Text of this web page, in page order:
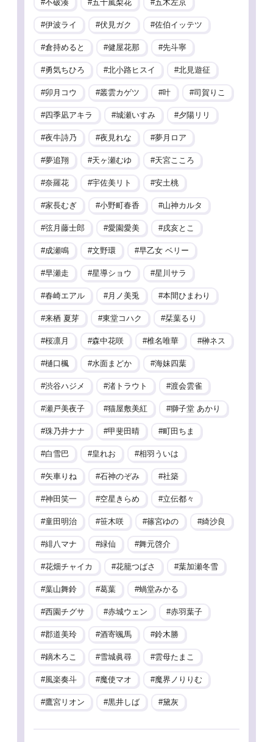
不破湊 五十嵐梨花 五木左京
伊波ライ 伏見ガク 佐伯イッテツ
倉持めると 健屋花那 先斗寧
勇気ちひろ 北小路ヒスイ 北見遊征
卯月コウ 叢雲カゲツ 叶 司賀りこ
四季凪アキラ 城瀬いすみ 夕陽リリ
夜牛詩乃 夜見れな 夢月ロア
夢追翔 天ヶ瀬むゆ 天宮こころ
奈羅花 宇佐美リト 安土桃
家長むぎ 小野町春香 山神カルタ
弦月藤士郎 愛園愛美 戌亥とこ
成瀬鳴 文野環 早乙女 ベリー
早瀬走 星導ショウ 星川サラ
春崎エアル 月ノ美兎 本間ひまわり
来栖 夏芽 東堂コハク 栞葉るり
桜凛月 森中花咲 椎名唯華 榊ネス
樋口楓 水面まどか 海妹四葉
渋谷ハジメ 渚トラウト 渡会雲雀
瀬戸美夜子 猫屋敷美紅 獅子堂 あかり
珠乃井ナナ 甲斐田晴 町田ちま
白雪巴 皇れお 相羽ういは
矢車りね 石神のぞみ 社築
神田笑一 空星きらめ 立伝都々
童田明治 笹木咲 篠宮ゆの 綺沙良
緋八マナ 緑仙 舞元啓介
花畑チャイカ 花籠つばさ 葉加瀬冬雪
葉山舞鈴 葛葉 蝸堂みかる
西園チグサ 赤城ウェン 赤羽葉子
郡道美玲 酒寄颯馬 鈴木勝
鏑木ろこ 雪城眞尋 雲母たまこ
風楽奏斗 魔使マオ 魔界ノりりむ
鷹宮リオン 黒井しば 黛灰